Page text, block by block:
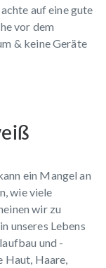
auf eine gute
vor dem
& keine Geräte
ein Mangel an
wie viele
wir zu
unseres Lebens
und -
Haut, Haare,